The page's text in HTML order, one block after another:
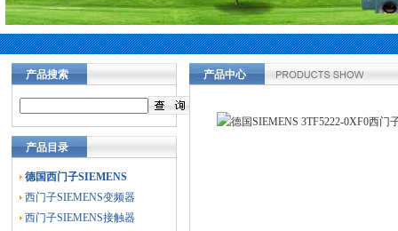
产品搜索
产品目录
德国西门子SIEMENS
西门子SIEMENS变频器
西门子SIEMENS接触器
产品中心